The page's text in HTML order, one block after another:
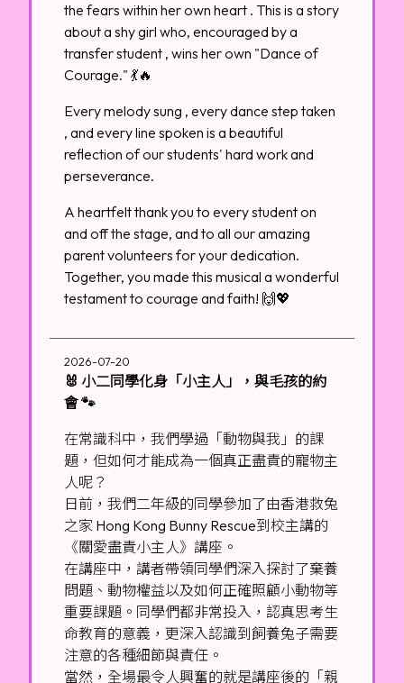
the fears within her own heart . This is a story
about a shy girl who, encouraged by a
transfer student , wins her own "Dance of
Courage." 💃🔥
Every melody sung , every dance step taken
, and every line spoken is a beautiful
reflection of our students' hard work and
perseverance.
A heartfelt thank you to every student on
and off the stage, and to all our amazing
parent volunteers for your dedication.
Together, you made this musical a wonderful
testament to courage and faith! 🙌💖
2026-07-20
🐰 小二同學化身「小主人」，與毛孩的約
會 🐾
在常識科中，我們學過「動物與我」的課
題，但如何才能成為一個真正盡責的寵物主
人呢？
日前，我們二年級的同學參加了由香港救兔
之家 Hong Kong Bunny Rescue到校主講的
《關愛盡責小主人》講座。
在講座中，講者帶領同學們深入探討了棄養
問題、動物權益以及如何正確照顧小動物等
重要課題。同學們都非常投入，認真思考生
命教育的意義，更深入認識到飼養兔子需要
注意的各種細節與責任。
當然，全場最令人興奮的就是講座後的「親